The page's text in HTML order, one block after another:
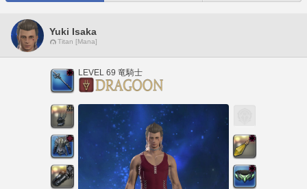
Yuki Isaka
Titan [Mana]
LEVEL 69 竜騎士